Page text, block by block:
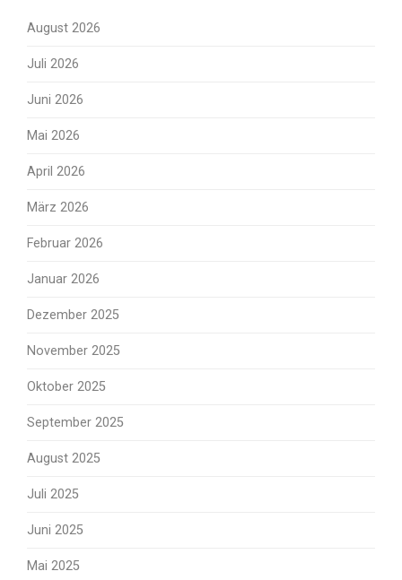
August 2026
Juli 2026
Juni 2026
Mai 2026
April 2026
März 2026
Februar 2026
Januar 2026
Dezember 2025
November 2025
Oktober 2025
September 2025
August 2025
Juli 2025
Juni 2025
Mai 2025